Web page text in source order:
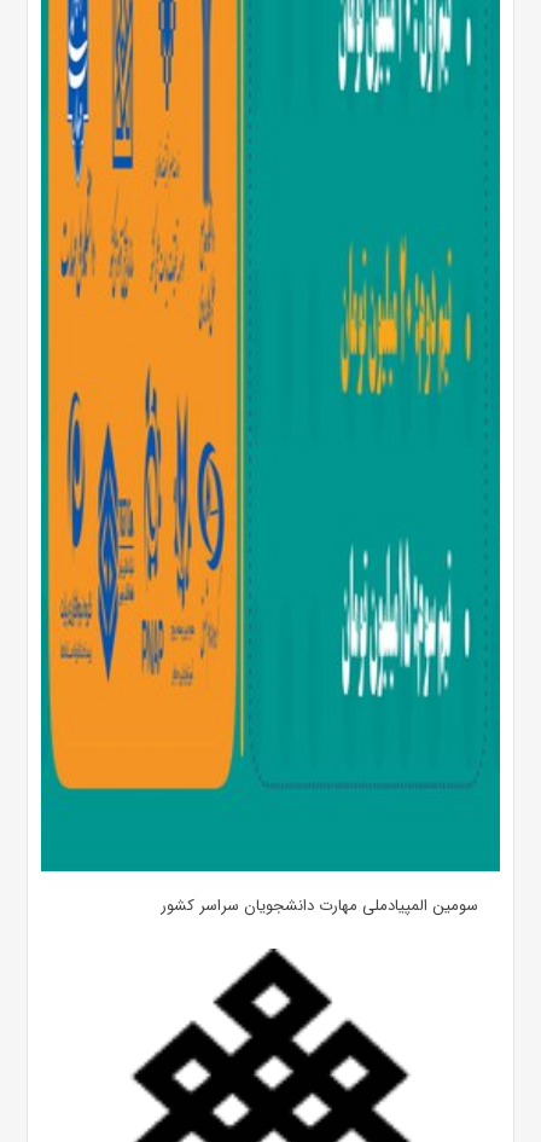
سومین المپیادملی مهارت دانشجویان سراسر کشور